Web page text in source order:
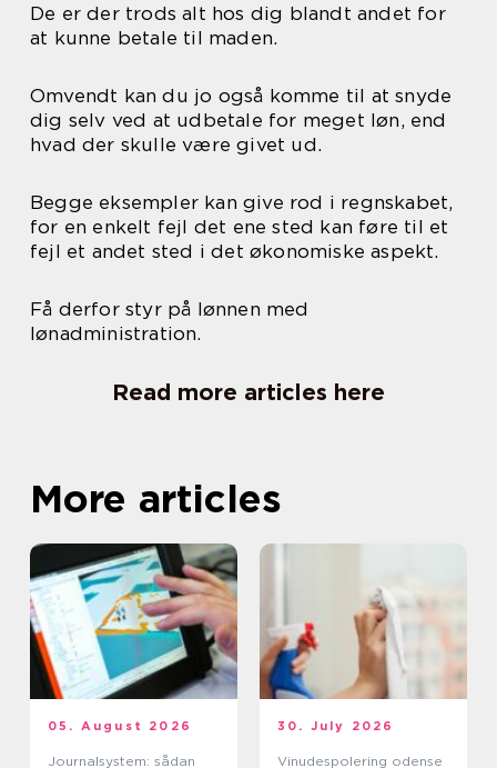
De er der trods alt hos dig blandt andet for
at kunne betale til maden.
Omvendt kan du jo også komme til at snyde
dig selv ved at udbetale for meget løn, end
hvad der skulle være givet ud.
Begge eksempler kan give rod i regnskabet,
for en enkelt fejl det ene sted kan føre til et
fejl et andet sted i det økonomiske aspekt.
Få derfor styr på lønnen med
lønadministration.
Read more articles here
More articles
05. August 2026
Journalsystem: sådan
30. July 2026
Vinudespolering odense